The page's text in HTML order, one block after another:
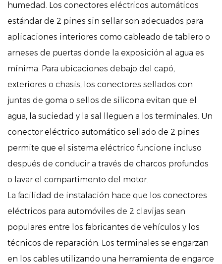
humedad. Los conectores eléctricos automáticos
estándar de 2 pines sin sellar son adecuados para
aplicaciones interiores como cableado de tablero o
arneses de puertas donde la exposición al agua es
mínima. Para ubicaciones debajo del capó,
exteriores o chasis, los conectores sellados con
juntas de goma o sellos de silicona evitan que el
agua, la suciedad y la sal lleguen a los terminales. Un
conector eléctrico automático sellado de 2 pines
permite que el sistema eléctrico funcione incluso
después de conducir a través de charcos profundos
o lavar el compartimento del motor.
La facilidad de instalación hace que los conectores
eléctricos para automóviles de 2 clavijas sean
populares entre los fabricantes de vehículos y los
técnicos de reparación. Los terminales se engarzan
en los cables utilizando una herramienta de engarce